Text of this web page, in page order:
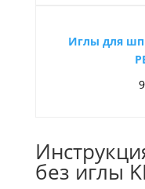
Иглы для
без иглы